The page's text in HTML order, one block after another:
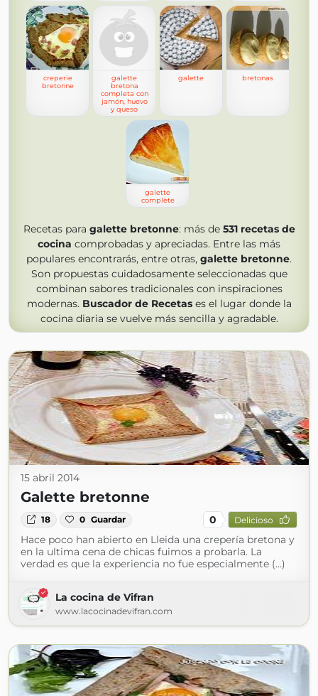
creperie
bretonne
galette
bretona
completa con
jamón, huevo
y queso
galette bretonas
galette
complète
Recetas para galette bretonne: más de 531 recetas de
cocina comprobadas y apreciadas. Entre las más
populares encontrarás, entre otras, galette bretonne.
Son propuestas cuidadosamente seleccionadas que
combinan sabores tradicionales con inspiraciones
modernas. Buscador de Recetases el lugar donde la
cocina diaria se vuelve más sencilla y agradable.
15 abril 2014
Galette bretonne
18 0 Guardar 0 Delicioso
Hace poco han abierto en Lleida una crepería bretona y
en la ultima cena de chicas fuimos a probarla. La
verdad es que la experiencia no fue especialmente (...)
La cocina de Vifran
www.lacocinadevifran.com